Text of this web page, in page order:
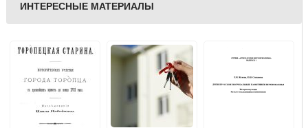
ИНТЕРЕСНЫЕ МАТЕРИАЛЫ